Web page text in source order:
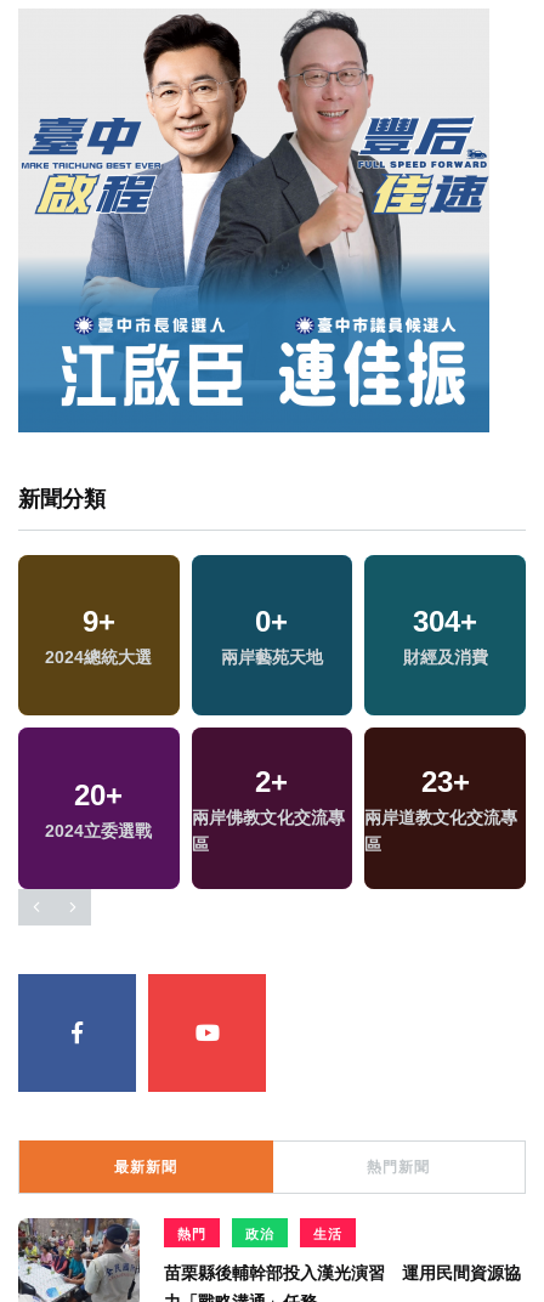
新聞分類
9+
2024總統大選
0+
兩岸藝苑天地
304+
財經及消費
20+
2024立委選戰
2+
兩岸佛教文化交流專
區
23+
兩岸道教文化交流專
區
最新新聞 熱門新聞
熱門 政治 生活
苗栗縣後輔幹部投入漢光演習 運用民間資源協